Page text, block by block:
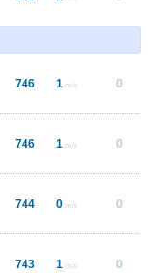
746 1 m/s 0
746 1 m/s 0
744 0 m/s 0
743 1 m/s 0